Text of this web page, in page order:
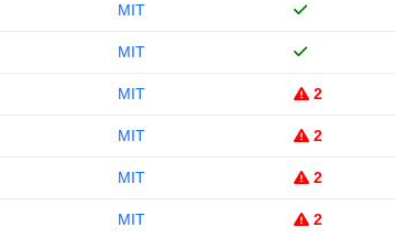
MIT
MIT
MIT 2
MIT 2
MIT 2
MIT 2